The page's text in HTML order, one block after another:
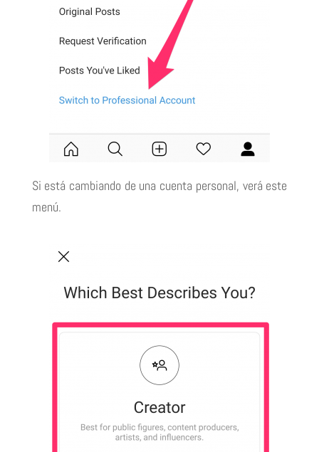
Si está cambiando de una cuenta personal, verá este
menú.